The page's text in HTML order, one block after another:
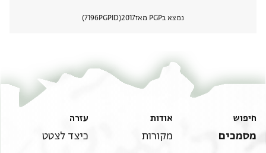
נמצא בPGP מאז 2017
PGPID
7196
חיפוש
מסמכים
אודות
מקורות
עזרה
כיצד לצטט